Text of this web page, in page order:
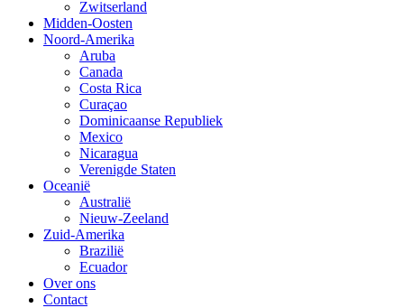
Zwitserland
Midden-Oosten
Noord-Amerika
Aruba
Canada
Costa Rica
Curaçao
Dominicaanse Republiek
Mexico
Nicaragua
Verenigde Staten
Oceanië
Australië
Nieuw-Zeeland
Zuid-Amerika
Brazilië
Ecuador
Over ons
Contact